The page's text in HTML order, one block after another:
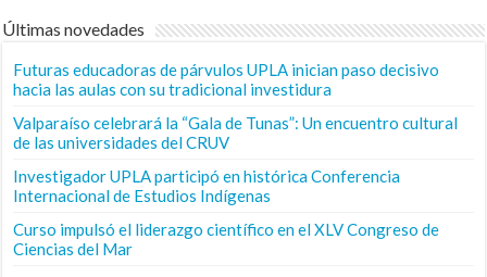
Últimas novedades
Futuras educadoras de párvulos UPLA inician paso decisivo
hacia las aulas con su tradicional investidura
Valparaíso celebrará la “Gala de Tunas”: Un encuentro cultural
de las universidades del CRUV
Investigador UPLA participó en histórica Conferencia
Internacional de Estudios Indígenas
Curso impulsó el liderazgo científico en el XLV Congreso de
Ciencias del Mar